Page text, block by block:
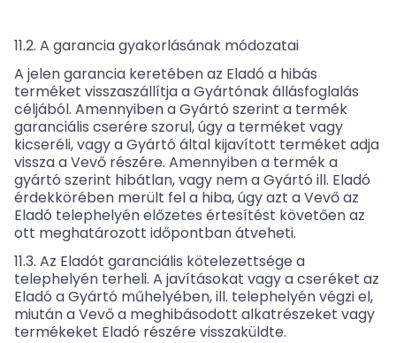
11.2. A garancia gyakorlásának módozatai
A jelen garancia keretében az Eladó a hibás
terméket visszaszállítja a Gyártónak állásfoglalás
céljából. Amennyiben a Gyártó szerint a termék
garanciális cserére szorul, úgy a terméket vagy
kicseréli, vagy a Gyártó által kijavított terméket adja
vissza a Vevő részére. Amennyiben a termék a
gyártó szerint hibátlan, vagy nem a Gyártó ill. Eladó
érdekkörében merült fel a hiba, úgy azt a Vevő az
Eladó telephelyén előzetes értesítést követően az
ott meghatározott időpontban átveheti.
11.3. Az Eladót garanciális kötelezettsége a
telephelyén terheli. A javításokat vagy a cseréket az
Eladó a Gyártó műhelyében, ill. telephelyén végzi el,
miután a Vevő a meghibásodott alkatrészeket vagy
termékeket Eladó részére visszaküldte.